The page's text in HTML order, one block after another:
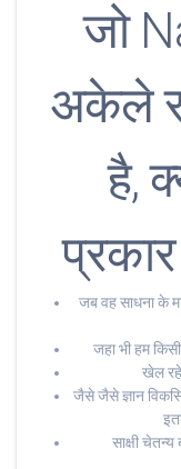
जो
अकेले
है,
जब वह साधना के
जहा भी हम
खेल रहे
जैसे जैसे ज्ञान
साक्षी